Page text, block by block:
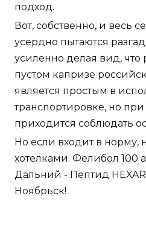
подход.
Вот, собственно, и весь
усердно пытаются
усиленно делая вид, что
пустом капризе
является простым в
транспортировке, но
приходится соблюдать
Но если входит в норму,
хотелками. Фелибол 100
Дальний - Пептид
Ноябрьск!